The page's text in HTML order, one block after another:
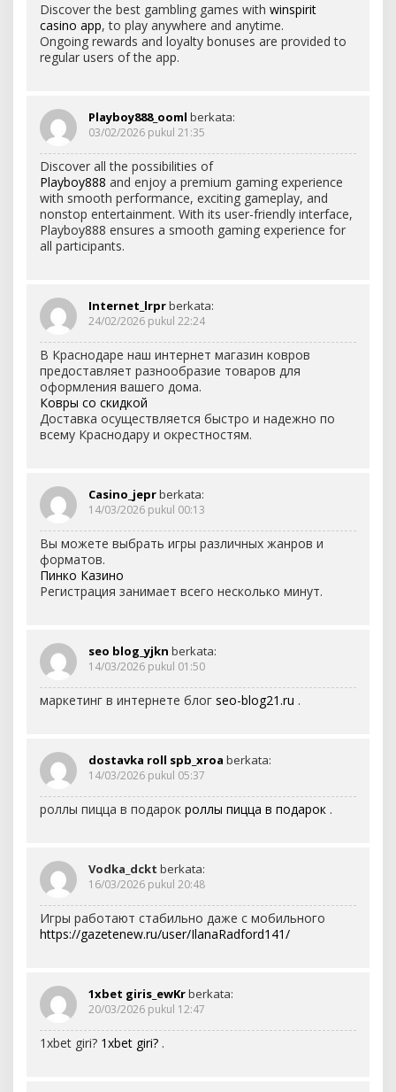
Discover the best gambling games with winspirit
casino app, to play anywhere and anytime.
Ongoing rewards and loyalty bonuses are provided to
regular users of the app.
Playboy888_ooml berkata:
03/02/2026 pukul 21:35
Discover all the possibilities of
Playboy888 and enjoy a premium gaming experience
with smooth performance, exciting gameplay, and
nonstop entertainment. With its user-friendly interface,
Playboy888 ensures a smooth gaming experience for
all participants.
Internet_lrprberkata:
24/02/2026 pukul 22:24
В Краснодаре наш интернет магазин ковров
предоставляет разнообразие товаров для
оформления вашего дома.
Ковры со скидкой
Доставка осуществляется быстро и надежно по
всему Краснодару и окрестностям.
Casino_jeprberkata:
14/03/2026 pukul 00:13
Вы можете выбрать игры различных жанров и
форматов.
Пинко Казино
Регистрация занимает всего несколько минут.
seo blog_yjkn berkata:
14/03/2026 pukul 01:50
маркетинг в интернете блог seo-blog21.ru .
dostavka roll spb_xroa berkata:
14/03/2026 pukul 05:37
роллы пицца в подарок роллы пицца в подарок .
Vodka_dckt berkata:
16/03/2026 pukul 20:48
Игры работают стабильно даже с мобильного
https://gazetenew.ru/user/IlanaRadford141/
1xbet giris_ewKrberkata:
20/03/2026 pukul 12:47
1xbet giri? 1xbet giri? .